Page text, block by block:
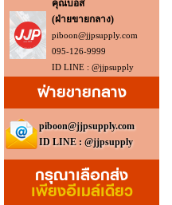
คุณบอส
(ฝ่ายขายกลาง)
piboon@jjpsupply.com
095-126-9999
ID LINE : @jjpsupply
ฝ่ายขายกลาง
piboon@jjpsupply.com
ID LINE : @jjpsupply
กรุณาเลือกส่ง
เพียงอีเมล์เดียว